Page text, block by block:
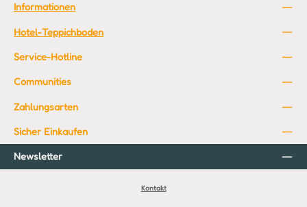
Informationen
Hotel-Teppichboden
Service-Hotline
Communities
Zahlungsarten
Sicher Einkaufen
Newsletter
Kontakt